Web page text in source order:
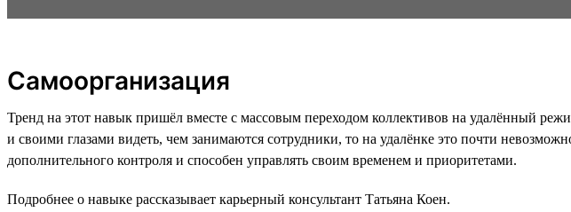
Самоорганизация
Тренд на этот навык пришёл вместе с массовым переходом коллективов на удалённый
и своими глазами видеть, чем занимаются сотрудники, то на удалёнке это почти
дополнительного контроля и способен управлять своим временем и приоритетами.
Подробнее о навыке рассказывает карьерный консультант Татьяна Коен.